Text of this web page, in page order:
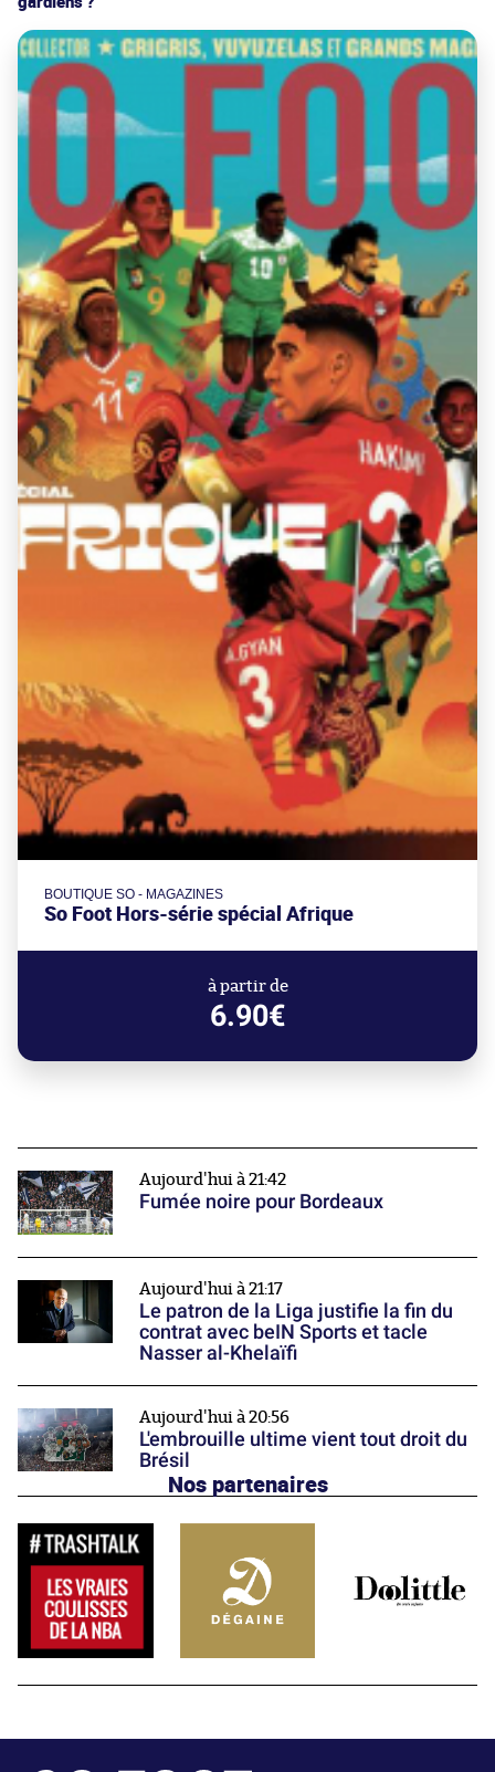
BOUTIQUE SO - MAGAZINES
So Foot Hors-série spécial Afrique
à partir de
6.90€
Aujourd'hui à 21:42
Fumée noire pour Bordeaux
Aujourd'hui à 21:17
Le patron de la Liga justifie la fin du
contrat avec beIN Sports et tacle
Nasser al-Khelaïfi
Aujourd'hui à 20:56
L'embrouille ultime vient tout droit du
Brésil
Nos partenaires